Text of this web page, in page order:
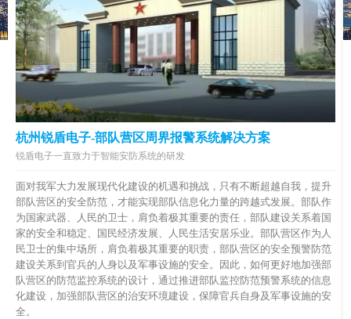
杭州锐盾电子-部队营区周界报警系统解决方案
锐盾电子一直致力于智能安防系统的研发
面对我军大力发展现代化建设的机遇和挑战，只有不断超越自我，提升
部队营区的安全防范，才能实现部队信息化力量的跨越式发展。部队作
为国家武器、人民的卫士，肩负着极其重要的责任，部队建设关系着国
家的安全和稳定、国民经济发展、人民生活安居乐业。部队营区作为人
民卫士的集中场所，肩负着极其重要的职责，部队营区的安全预警防范
建设关系到官兵的人身以及军事设施的安全。因此，如何更好地加强部
队营区的防范监控系统的设计，通过推进部队监控防范预警系统的信息
化建设，加强部队营区的治安环境建设，保障官兵自身及军事设施的安
全。